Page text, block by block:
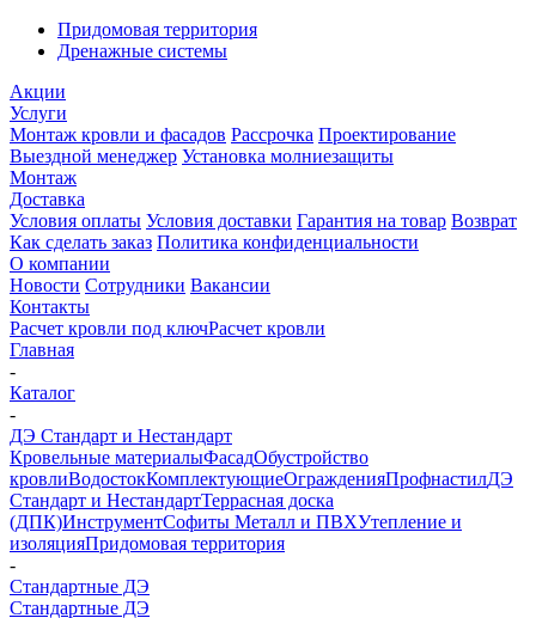
Придомовая территория
Дренажные системы
Акции
Услуги
Монтаж кровли и фасадов Рассрочка Проектирование
Выездной менеджер Установка молниезащиты
Монтаж
Доставка
Условия оплаты Условия доставки Гарантия на товар Возврат
Как сделать заказ Политика конфиденциальности
О компании
Новости Сотрудники Вакансии
Контакты
Расчет кровли под ключРасчет кровли
Главная
-
Каталог
-
ДЭ Стандарт и Нестандарт
Кровельные материалыФасадОбустройство
кровлиВодостокКомплектующиеОгражденияПрофнастилДЭ
Стандарт и НестандартТеррасная доска
(ДПК)ИнструментСофиты Металл и ПВХУтепление и
изоляцияПридомовая территория
-
Стандартные ДЭ
Стандартные ДЭ